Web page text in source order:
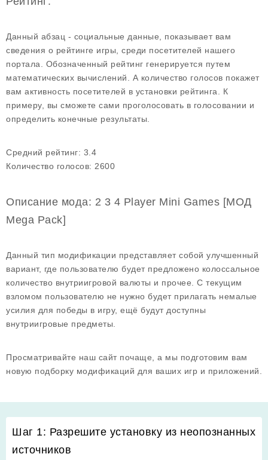
Данный абзац - социальные данные, показывает вам
сведения о рейтинге игры, среди посетителей нашего
портала. Обозначенный рейтинг генерируется путем
математических вычислений. А количество голосов покажет
вам активность посетителей в установки рейтинга. К
примеру, вы сможете сами проголосовать в голосовании и
определить конечные результаты.
Средний рейтинг: 3.4
Количество голосов: 2600
Описание мода: 2 3 4 Player Mini Games [МОД
Mega Pack]
Данный тип модификации представляет собой улучшенный
вариант, где пользователю будет предложено колоссальное
количество внутриигровой валюты и прочее. С текущим
взломом пользователю не нужно будет прилагать немалые
усилия для победы в игру, ещё будут доступны
внутриигровые предметы.
Просматривайте наш сайт почаще, а мы подготовим вам
новую подборку модификаций для ваших игр и приложений.
Шаг 1: Разрешите установку из неопознанных
источников